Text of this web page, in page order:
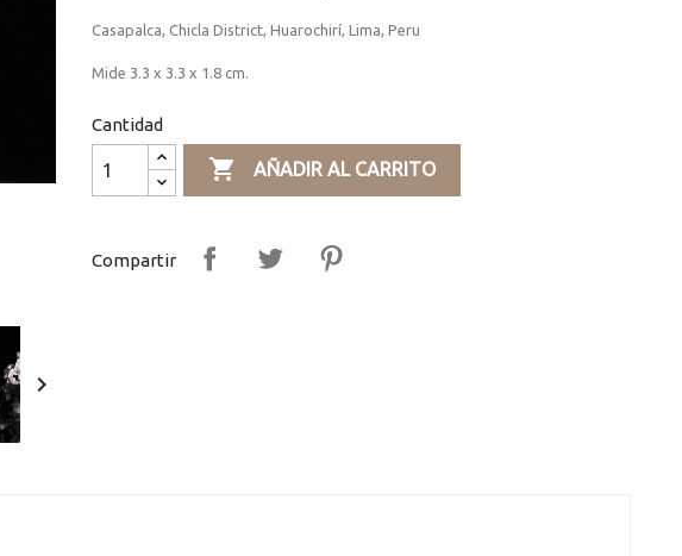

Casapalca, Chicla District, Huarochirí, Lima, Peru
Mide 3.3 x 3.3 x 1.8 cm.
Cantidad
 AÑADIR AL CARRITO
Compartir